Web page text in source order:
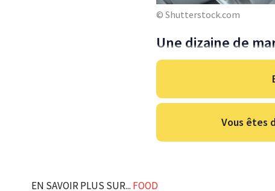
© Shutterstock.com
Une dizaine de
Vous êtes
EN SAVOIR PLUS SUR... FOOD